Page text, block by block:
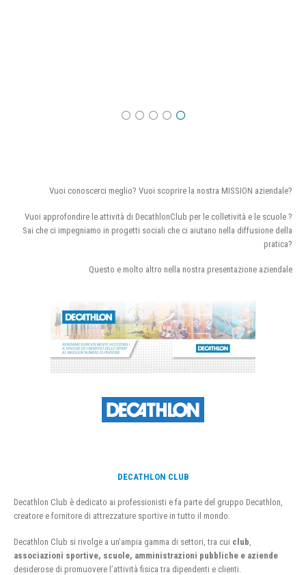
Vuoi conoscerci meglio? Vuoi scoprire la nostra MISSION aziendale?
Vuoi approfondire le attività di DecathlonClub per le colletività e le scuole ?
Sai che ci impegniamo in progetti sociali che ci aiutano nella diffusione della
pratica?
Questo e molto altro nella nostra presentazione aziendale
DECATHLON CLUB
Decathlon Club è dedicato ai professionisti e fa parte del gruppo Decathlon,
creatore e fornitore di attrezzature sportive in tutto il mondo.
Decathlon Club si rivolge a un’ampia gamma di settori, tra cui club
associazioni sportive, scuole, amministrazioni pubbliche e aziende
desiderose di promuovere l’attività fisica tra dipendenti e clienti.